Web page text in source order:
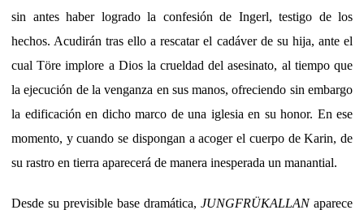
sin antes haber logrado la confesión de Ingerl, testigo de los
hechos. Acudirán tras ello a rescatar el cadáver de su hija, ante el
cual Töre implore a Dios la crueldad del asesinato, al tiempo que
la ejecución de la venganza en sus manos, ofreciendo sin embargo
la edificación en dicho marco de una iglesia en su honor. En ese
momento, y cuando se dispongan a acoger el cuerpo de Karin, de
su rastro en tierra aparecerá de manera inesperada un manantial.
Desde su previsible base dramática, JUNGFRÜKALLANaparece